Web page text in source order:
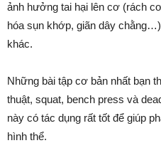
ảnh hưởng tai hại lên cơ (rách
hóa sụn khớp, giãn dây
khác.
Những bài tập cơ bản nhất bạn
thuật, squat, bench press và
này có tác dụng rất tốt để giúp
hình thể.